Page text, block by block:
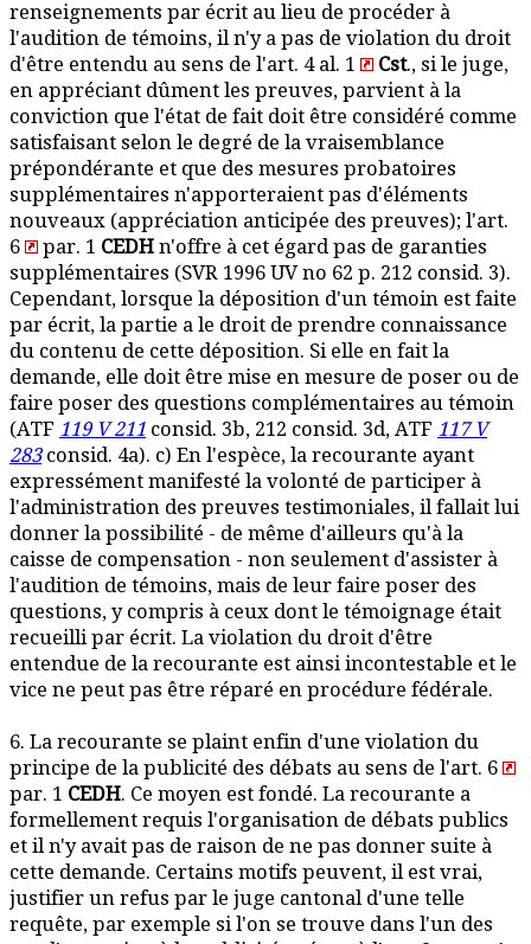
renseignements par écrit au lieu de procéder à
l'audition de témoins, il n'y a pas de violation du droit
d'être entendu au sens de l'art. 4 al. 1
Cst., si le juge,
en appréciant dûment les preuves, parvient à la
conviction que l'état de fait doit être considéré comme
satisfaisant selon le degré de la vraisemblance
prépondérante et que des mesures probatoires
supplémentaires n'apporteraient pas d'éléments
nouveaux (appréciation anticipée des preuves); l'art.
6
par. 1 CEDH n'offre à cet égard pas de garanties
supplémentaires (SVR 1996 UV no 62 p. 212 consid. 3).
Cependant, lorsque la déposition d'un témoin est faite
par écrit, la partie a le droit de prendre connaissance
du contenu de cette déposition. Si elle en fait la
demande, elle doit être mise en mesure de poser ou de
faire poser des questions complémentaires au témoin
(ATF 119 V 211 consid. 3b, 212 consid. 3d, ATF 117 V
283consid. 4a). c) En l'espèce, la recourante ayant
expressément manifesté la volonté de participer à
l'administration des preuves testimoniales, il fallait lui
donner la possibilité - de même d'ailleurs qu'à la
caisse de compensation - non seulement d'assister à
l'audition de témoins, mais de leur faire poser des
questions, y compris à ceux dont le témoignage était
recueilli par écrit. La violation du droit d'être
entendue de la recourante est ainsi incontestable et le
vice ne peut pas être réparé en procédure fédérale.
6. La recourante se plaint enfin d'une violation du
principe de la publicité des débats au sens de l'art. 6
par. 1 CEDH. Ce moyen est fondé. La recourante a
formellement requis l'organisation de débats publics
et il n'y avait pas de raison de ne pas donner suite à
cette demande. Certains motifs peuvent, il est vrai,
justifier un refus par le juge cantonal d'une telle
requête, par exemple si l'on se trouve dans l'un des